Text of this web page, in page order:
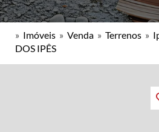
» Imóveis » Venda » Terrenos »
DOS IPÊS